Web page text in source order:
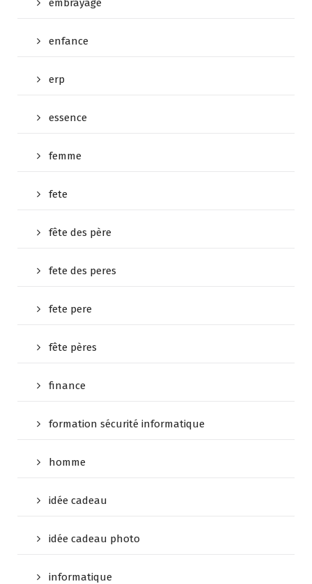
embrayage
enfance
erp
essence
femme
fete
fête des père
fete des peres
fete pere
fête pères
finance
formation sécurité informatique
homme
idée cadeau
idée cadeau photo
informatique